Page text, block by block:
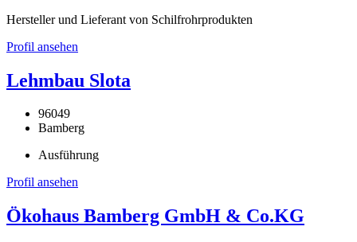
Hersteller und Lieferant von Schilfrohrprodukten
Profil ansehen
Lehmbau Slota
96049
Bamberg
Ausführung
Profil ansehen
Ökohaus Bamberg GmbH & Co.KG